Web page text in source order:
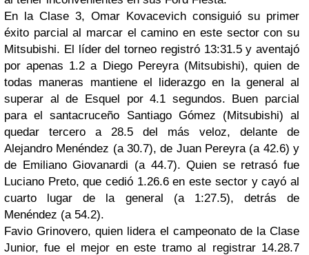
En la Clase 3, Omar Kovacevich consiguió su primer
éxito parcial al marcar el camino en este sector con su
Mitsubishi. El líder del torneo registró 13:31.5 y aventajó
por apenas 1.2 a Diego Pereyra (Mitsubishi), quien de
todas maneras mantiene el liderazgo en la general al
superar al de Esquel por 4.1 segundos. Buen parcial
para el santacruceño Santiago Gómez (Mitsubishi) al
quedar tercero a 28.5 del más veloz, delante de
Alejandro Menéndez (a 30.7), de Juan Pereyra (a 42.6) y
de Emiliano Giovanardi (a 44.7). Quien se retrasó fue
Luciano Preto, que cedió 1.26.6 en este sector y cayó al
cuarto lugar de la general (a 1:27.5), detrás de
Menéndez (a 54.2).
Favio Grinovero, quien lidera el campeonato de la Clase
Junior, fue el mejor en este tramo al registrar 14.28.7